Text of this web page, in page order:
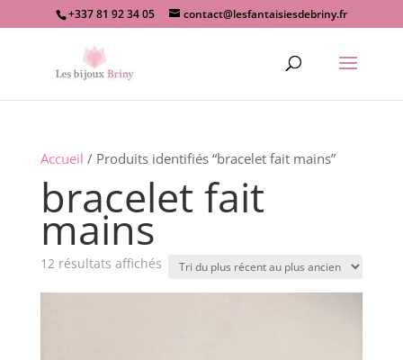
+337 81 92 34 05 contact@lesfantaisiesdebriny.fr
Accueil / Produits identifiés “bracelet fait mains”
bracelet fait
mains
12 résultats affichésTrié
plus